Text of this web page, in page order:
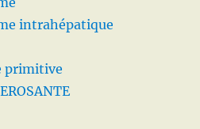
intrahépatique
primitive